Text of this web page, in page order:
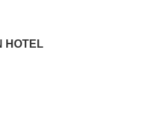
HOTEL